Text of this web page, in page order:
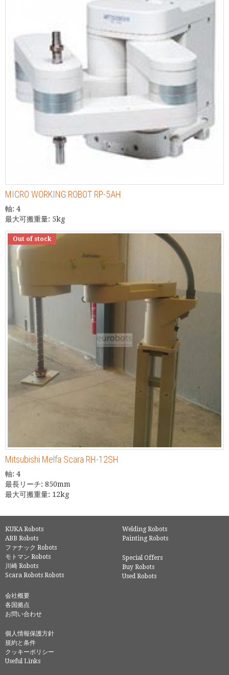
MICRO WORKING ROBOT RP-5AH
軸: 4
最大可搬重量: 5kg
Out of stock
Mitsubishi Melfa Scara RH-12SH
軸: 4
最長リーチ: 850mm
最大可搬重量: 12kg
KUKA Robots
ABB Robots
ファナック Robots
モトマン Robots
川崎 Robots
Scara Robots Robots
Welding Robots
Painting Robots
Special Offers
Buy Robots
Used Robots
会社概要
各国拠点
お問い合わせ
個人情報保護方針
規約と条件
クッキーポリシー
Useful Links